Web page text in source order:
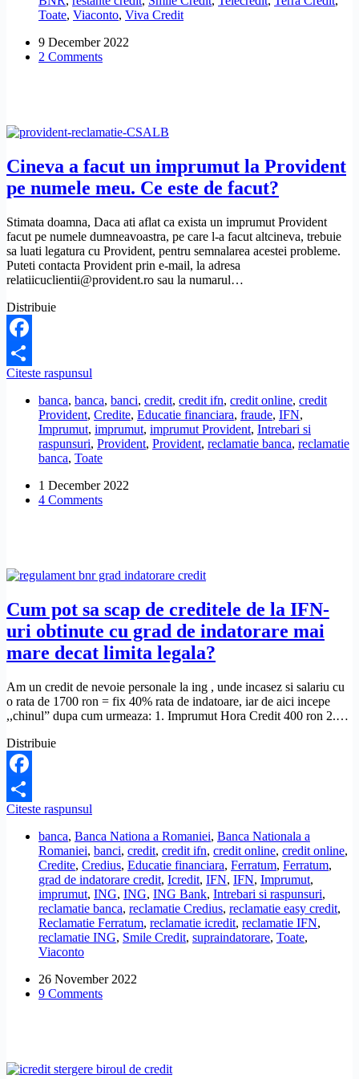
de
IFN-
uri?
Toate, Viaconto, Viva Credit
9 December 2022
2 Comments
Cineva a facut un imprumut la Provident
pe numele meu. Ce este de facut?
Stimata doamna, Daca ati aflat ca exista un imprumut Provident
facut pe numele dumneavoastra, pe care l-a facut altcineva, trebuie
sa luati legatura cu Provident, pentru semnalarea acestei probleme.
Puteti contacta Provident prin e-mail, la adresa
relatiicuclientii@provident.ro sau la numarul…
Distribuie
Facebook
Share
Citeste raspunsul
facut
un
imprumut
la
Provident
numele
meu.
banca, banca, banci, credit, credit ifn, credit online, credit
Provident, Credite, Educatie financiara, fraude, IFN,
Imprumut, imprumut, imprumut Provident, Intrebari si
raspunsuri, Provident, Provident, reclamatie banca, reclamatie
banca, Toate
1 December 2022
4 Comments
Cum pot sa scap de creditele de la IFN-
uri obtinute cu grad de indatorare mai
mare decat limita legala?
Am un credit de nevoie personale la ing , unde incasez si salariu cu
o rata de 1700 ron = fix 40% rata de indatoare, iar de aici incepe
,,chinul” dupa cum urmeaza: 1. Imprumut Hora Credit 400 ron 2.…
Distribuie
Facebook
Share
Citeste raspunsul
sa
scap
de
creditele
de
la
IFN-
uri
grad
de
limita
banca, Banca Nationa a Romaniei, Banca Nationala a
Romaniei, banci, credit, credit ifn, credit online, credit online,
Credite, Credius, Educatie financiara, Ferratum, Ferratum,
grad de indatorare credit, Icredit, IFN, IFN, Imprumut,
imprumut, ING, ING, ING Bank, Intrebari si raspunsuri,
reclamatie banca, reclamatie Credius, reclamatie easy credit,
Reclamatie Ferratum, reclamatie icredit, reclamatie IFN,
reclamatie ING, Smile Credit, supraindatorare, Toate,
Viaconto
26 November 2022
9 Comments